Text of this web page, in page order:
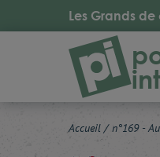
Les Grands
Accueil / n°169 -